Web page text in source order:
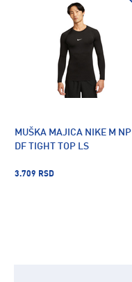
MUŠKA MAJICA NIKE M NP
DF TIGHT TOP LS
3.709 RSD